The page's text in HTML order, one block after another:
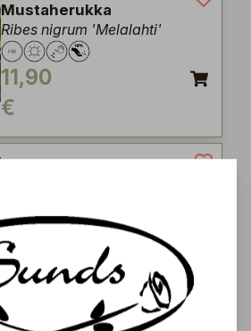
Mustaherukka
Ribes nigrum 'Melalahti'
11,90
€
Hollantilainen'
12,90
€